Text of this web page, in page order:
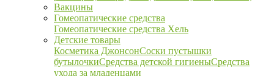
Вакцины
Гомеопатические средства
Гомеопатические средства Хель
Детские товары
Косметика ДжонсонСоски пустышки
бутылочкиСредства детской гигиеныСредства
ухода за младенцами